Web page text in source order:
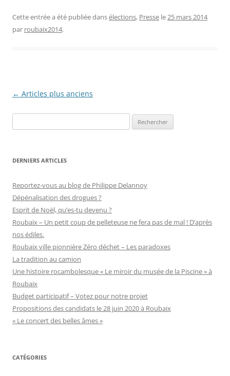
c
e
o
k
st
o
n
ai ta
Cette entrée a été publiée dansélections, Presse le25 mars 2014
par roubaix2014.
Navigation
← Articles plus anciens
DERNIERS ARTICLES
Reportez-vous au blog de Philippe Delannoy
Dépénalisation des drogues ?
Esprit de Noël, qu’es-tu devenu ?
Roubaix – Un petit coup de pelleteuse ne fera pas de mal ! D’après
nos édiles.
Roubaix ville pionnière Zéro déchet – Les paradoxes
La tradition au camion
Une histoire rocambolesque « Le miroir du musée de la Piscine » à
Roubaix
Budget participatif – Votez pour notre projet
Propositions des candidats le 28 juin 2020 à Roubaix
« Le concert des belles âmes »
CATÉGORIES